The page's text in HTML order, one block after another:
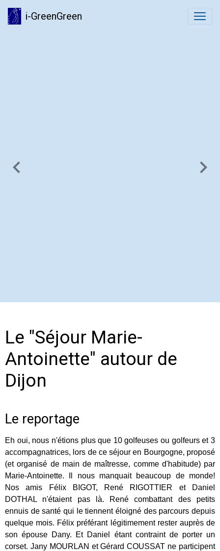
i-GreenGreen
Le "Séjour Marie-
Antoinette" autour de
Dijon
Le reportage
Eh oui, nous n'étions plus que 10 golfeuses ou golfeurs et 3
accompagnatrices, lors de ce séjour en Bourgogne, proposé
(et organisé de main de maîtresse, comme d'habitude) par
Marie-Antoinette. Il nous manquait beaucoup de monde!
Nos amis Félix BIGOT, René RIGOTTIER et Daniel
DOTHAL n'étaient pas là. René combattant des petits
ennuis de santé qui le tiennent éloigné des parcours depuis
quelque mois. Félix préférant légitimement rester auprès de
son épouse Dany. Et Daniel étant contraint de porter un
corset. Jany MOURLAN et Gérard COUSSAT ne participent